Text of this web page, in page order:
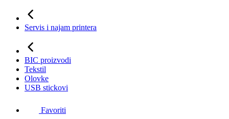
Servis i najam printera
BIC proizvodi
Tekstil
Olovke
USB stickovi
Favoriti